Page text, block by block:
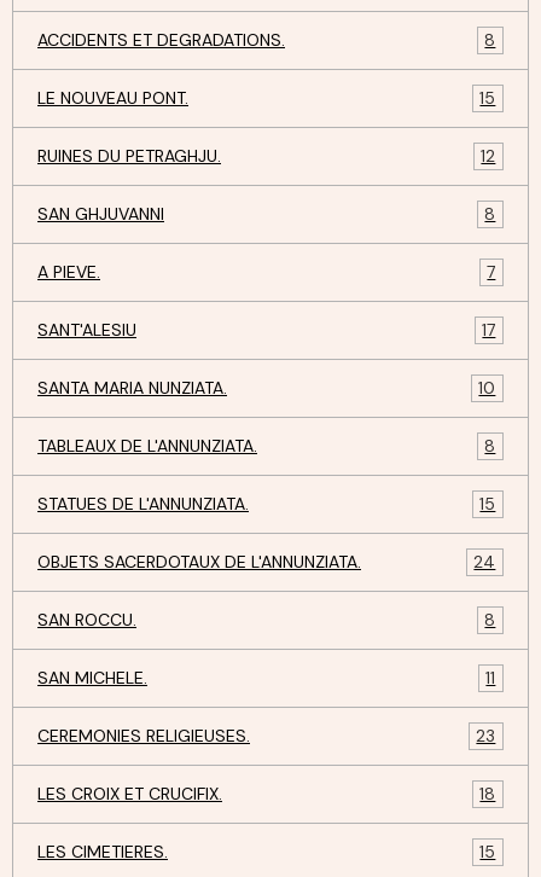
ACCIDENTS ET DEGRADATIONS. 8
LE NOUVEAU PONT. 15
RUINES DU PETRAGHJU. 12
SAN GHJUVANNI 8
A PIEVE. 7
SANT'ALESIU 17
SANTA MARIA NUNZIATA. 10
TABLEAUX DE L'ANNUNZIATA. 8
STATUES DE L'ANNUNZIATA. 15
OBJETS SACERDOTAUX DE L'ANNUNZIATA. 24
SAN ROCCU. 8
SAN MICHELE. 11
CEREMONIES RELIGIEUSES. 23
LES CROIX ET CRUCIFIX. 18
LES CIMETIERES. 15